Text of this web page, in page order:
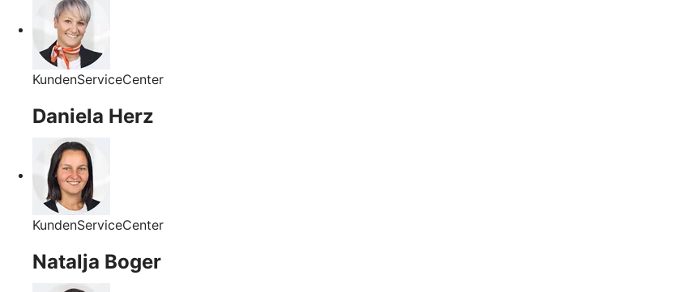
KundenServiceCenter
Daniela Herz
KundenServiceCenter
Natalja Boger